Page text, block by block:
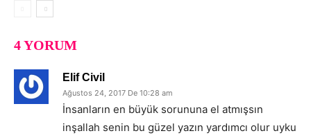
4 YORUM
Elif Civil
Ağustos 24, 2017 De 10:28 am
İnsanların en büyük sorununa el atmışsın
inşallah senin bu güzel yazın yardımcı olur uyku